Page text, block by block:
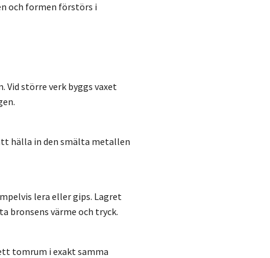
och formen förstörs i
större verk byggs vaxet
hälla in den smälta metallen
lera eller gips. Lagret
bronsens värme och tryck.
tomrum i exakt samma